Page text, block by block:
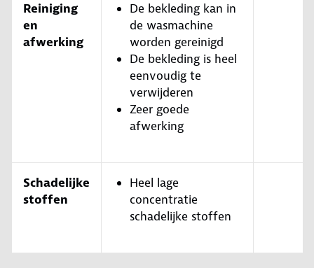
Reiniging
en
afwerking
De bekleding kan in
de wasmachine
worden gereinigd
De bekleding is heel
eenvoudig te
verwijderen
Zeer goede
afwerking
Schadelijke
stoffen
Heel lage
concentratie
schadelijke stoffen